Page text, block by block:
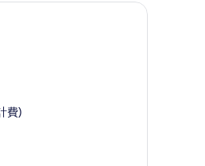
華雙床房 | 高級寢具、迷你吧、書桌、遮光
費)